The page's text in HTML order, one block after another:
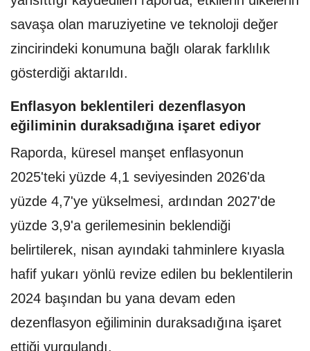
savaşa olan maruziyetine ve teknoloji değer
zincirindeki konumuna bağlı olarak farklılık
gösterdiği aktarıldı.
Enflasyon beklentileri dezenflasyon
eğiliminin duraksadığına işaret ediyor
Raporda, küresel manşet enflasyonun
2025'teki yüzde 4,1 seviyesinden 2026'da
yüzde 4,7'ye yükselmesi, ardından 2027'de
yüzde 3,9'a gerilemesinin beklendiği
belirtilerek, nisan ayındaki tahminlere kıyasla
hafif yukarı yönlü revize edilen bu beklentilerin
2024 başından bu yana devam eden
dezenflasyon eğiliminin duraksadığına işaret
ettiği vurgulandı.